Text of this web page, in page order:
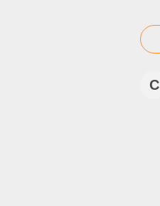
C